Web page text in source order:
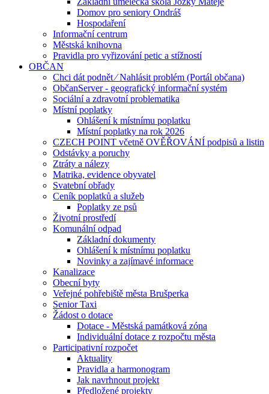
Domov pro seniory Ondráš
Hospodaření
Informační centrum
Městská knihovna
Pravidla pro vyřizování petic a stížností
OBČAN
Chci dát podnět ⁄ Nahlásit problém (Portál občana)
ObčanServer - geografický informační systém
Sociální a zdravotní problematika
Místní poplatky
Ohlášení k místnímu poplatku
Místní poplatky na rok 2026
CZECH POINT včetně OVĚŘOVÁNÍ podpisů a listin
Odstávky a poruchy
Ztráty a nálezy
Matrika, evidence obyvatel
Svatební obřady
Ceník poplatků a služeb
Poplatky ze psů
Životní prostředí
Komunální odpad
Základní dokumenty
Ohlášení k místnímu poplatku
Novinky a zajímavé informace
Kanalizace
Obecní byty
Veřejné pohřebiště města Brušperka
Senior Taxi
Žádost o dotace
Dotace - Městská památková zóna
Individuální dotace z rozpočtu města
Participativní rozpočet
Aktuality
Pravidla a harmonogram
Jak navrhnout projekt
Předložené projekty